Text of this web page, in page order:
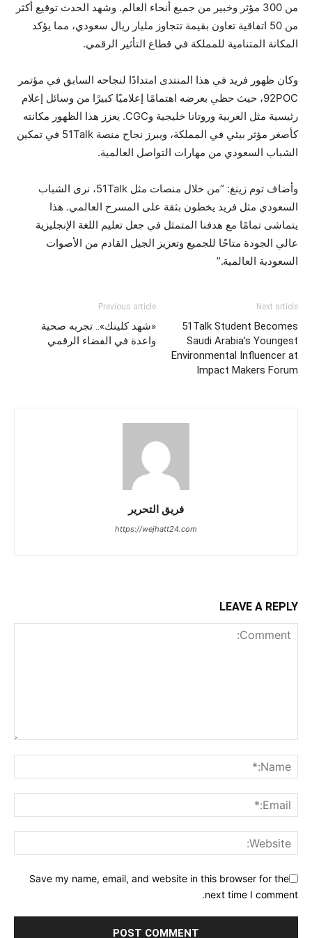
من 300 مؤثر وخبير من جميع أنحاء العالم. وشهد الحدث توقيع أكثر
من 50 اتفاقية تعاون بقيمة تتجاوز مليار ريال سعودي، مما يؤكد
المكانة المتنامية للمملكة في قطاع التأثير الرقمي.
وكان ظهور فريد في هذا المنتدى امتدادًا لنجاحه السابق في مؤتمر
92POC، حيث حظي بعرضه اهتمامًا إعلاميًا كبيرًا من وسائل إعلام
رئيسية مثل العربية وروتانا خليجية وCGC. يعزز هذا الظهور مكانته
كأصغر مؤثر بيئي في المملكة، ويبرز نجاح منصة 51Talk في تمكين
الشباب السعودي من مهارات التواصل العالمية.
وأضاف توم زينغ: “من خلال منصات مثل 51Talk، نرى الشباب
السعودي مثل فريد يخطون بثقة على المسرح العالمي. هذا
يتماشى تمامًا مع هدفنا المتمثل في جعل تعليم اللغة الإنجليزية
عالي الجودة متاحًا للجميع وتعزيز الجيل القادم من الأصوات
السعودية العالمية.”
Previous article
«شهد كلينك».. تجربه صحية
واعدة في الفضاء الرقمي
Next article
51Talk Student Becomes
Saudi Arabia’s Youngest
Environmental Influencer at
Impact Makers Forum
فريق التحرير
https://wejhatt24.com
LEAVE A REPLY
Save my name, email, and website in this browser for the
next time I comment.